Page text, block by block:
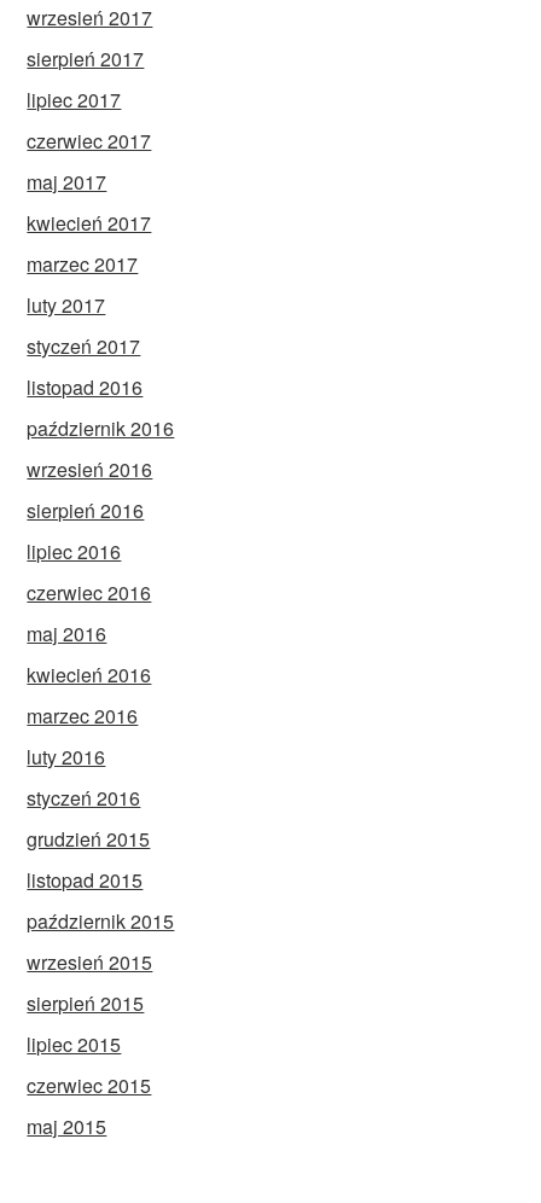
wrzesień 2017
sierpień 2017
lipiec 2017
czerwiec 2017
maj 2017
kwiecień 2017
marzec 2017
luty 2017
styczeń 2017
listopad 2016
październik 2016
wrzesień 2016
sierpień 2016
lipiec 2016
czerwiec 2016
maj 2016
kwiecień 2016
marzec 2016
luty 2016
styczeń 2016
grudzień 2015
listopad 2015
październik 2015
wrzesień 2015
sierpień 2015
lipiec 2015
czerwiec 2015
maj 2015